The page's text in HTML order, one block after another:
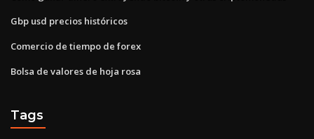
Gbp usd precios históricos
Comercio de tiempo de forex
Bolsa de valores de hoja rosa
Tags